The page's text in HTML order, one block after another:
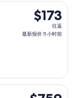
小
前
$173
往
返,
价
$173
往返
最新报价 11 小时前
从圣何塞前往尤
$759
圣何塞前往尤金